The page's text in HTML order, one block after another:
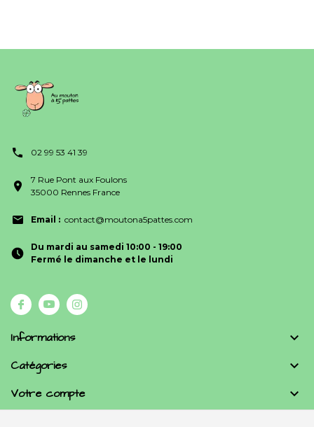
02 99 53 41 39
7 Rue Pont aux Foulons
35000 Rennes France
Email : contact@moutona5pattes.com
Du mardi au samedi 10:00 - 19:00
Fermé le dimanche et le lundi
Informations 
Catégories 
Votre compte 